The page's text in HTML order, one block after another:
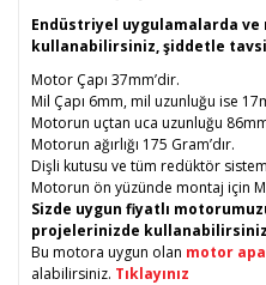
Endüstriyel uygulamalarda ve
kullanabilirsiniz, şiddetle
Motor Çapı 37mm’dir.
Mil Çapı 6mm, mil uzunluğu ise
Motorun uçtan uca uzunluğu
Motorun ağırlığı 175 Gram’dır.
Dişli kutusu ve tüm redüktör
Motorun ön yüzünde montaj için
Sizde uygun fiyatlı
projelerinizde
Bu motora uygun olan motor
alabilirsiniz. Tıklayınız